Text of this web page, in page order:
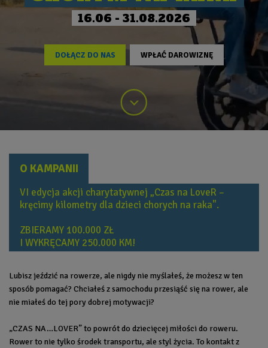
16.06 - 31.08.2026
DOŁĄCZ DO NAS WPŁAĆ DAROWIZNĘ
O KAMPANII
VI edycja akcji charytatywnej „Czas na LoveR –
kręcimy kilometry dla dzieci chorych na raka".
ZBIERAMY 100.000 ZŁ
I WYKRĘCAMY 250.000 KM!
Lubisz jeździć na rowerze, ale nigdy nie myślałeś, że możesz w ten
sposób pomagać? Chciałeś z samochodu przesiąść się na rower, ale
nie miałeś do tej pory dobrej motywacji?
„CZAS NA…LOVER” to powrót do dziecięcej miłości do roweru.
Rower to nie tylko środek transportu, ale styl życia. To kontakt z